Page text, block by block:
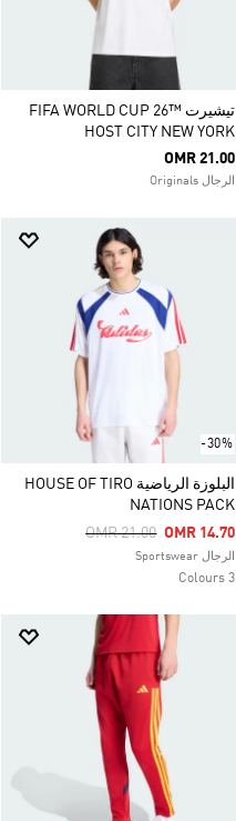
تيشيرت FIFA WORLD CUP 26™
HOST CITY NEW YORK
OMR 21.00
الرجال Originals
-30%
البلوزة الرياضية HOUSE OF TIRO
NATIONS PACK
Price Reduced From
OMR 21.00ToOMR 14.70
الرجال Sportswear
3 Colours